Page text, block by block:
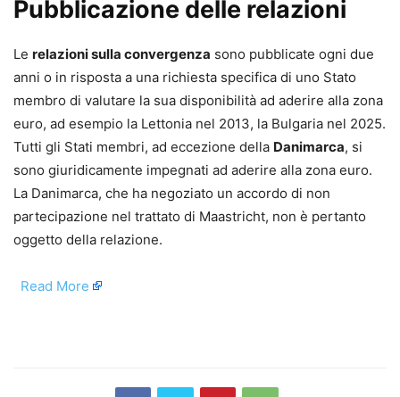
Pubblicazione delle relazioni
Le relazioni sulla convergenza sono pubblicate ogni due
anni o in risposta a una richiesta specifica di uno Stato
membro di valutare la sua disponibilità ad aderire alla zona
euro, ad esempio la Lettonia nel 2013, la Bulgaria nel 2025.
Tutti gli Stati membri, ad eccezione della Danimarca, si
sono giuridicamente impegnati ad aderire alla zona euro.
La Danimarca, che ha negoziato un accordo di non
partecipazione nel trattato di Maastricht, non è pertanto
oggetto della relazione.
Read More